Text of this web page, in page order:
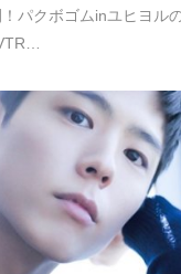
パクボゴムinユヒヨル